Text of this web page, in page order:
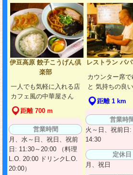
伊豆高原 餃子こうげん倶
楽部
一人でも気軽に入れる店
カフェ風の中華屋さん
距離 700 m
営業時間
月、水～日、祝日、祝前
日: 11:30～20:00 （料理
L.O. 20:00 ドリンクL.O.
20:00）
レストラン パ
カウンター席で
と 気持ちの良
距離 1 km
営業時
火～日、祝前日:
14:30
定休日
月、祝日